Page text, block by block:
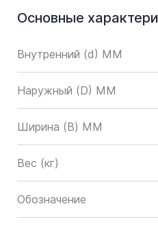
Основные
Внутренний (d) ММ
Наружный (D) ММ
Ширина (B) MM
Вес (кг)
Обозначение